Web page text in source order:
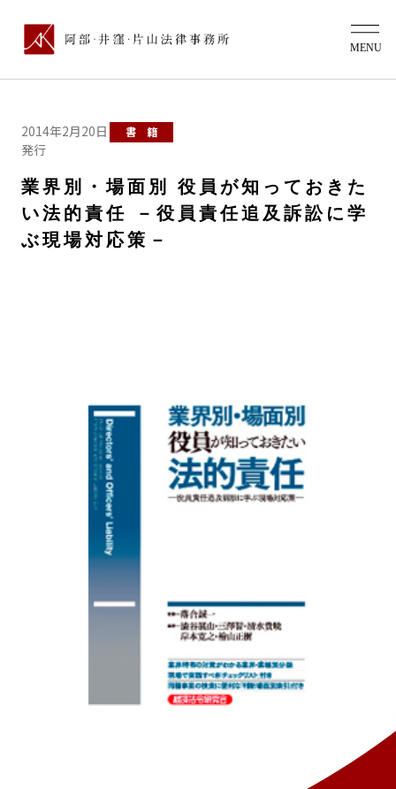
2014年2月20日
発行
書 籍
業界別・場面別 役員が知っておきた
い法的責任 －役員責任追及訴訟に学
ぶ現場対応策－